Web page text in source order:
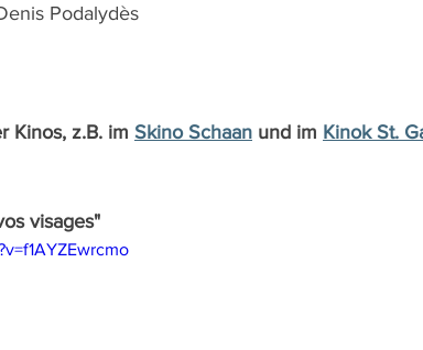
Podalydès
Kinos, z.B. im Skino Schaan und im Kinok St.
visages"